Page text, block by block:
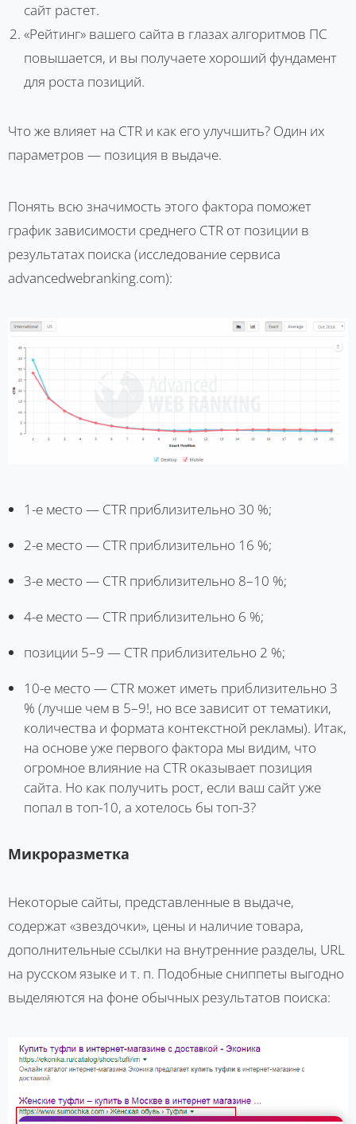
сайт растет.
«Рейтинг» вашего сайта в глазах алгоритмов ПС
повышается, и вы получаете хороший фундамент
для роста позиций.
Что же влияет на CTR и как его улучшить? Один их
параметров — позиция в выдаче.
Понять всю значимость этого фактора поможет
график зависимости среднего CTR от позиции в
результатах поиска (исследование сервиса
advancedwebranking.com):
1-е место — CTR приблизительно 30 %;
2-е место — CTR приблизительно 16 %;
3-е место — CTR приблизительно 8–10 %;
4-е место — CTR приблизительно 6 %;
позиции 5–9 — CTR приблизительно 2 %;
10-е место — CTR может иметь приблизительно 3
% (лучше чем в 5–9!, но все зависит от тематики,
количества и формата контекстной рекламы). Итак,
на основе уже первого фактора мы видим, что
огромное влияние на CTR оказывает позиция
сайта. Но как получить рост, если ваш сайт уже
попал в топ-10, а хотелось бы топ-3?
Микроразметка
Некоторые сайты, представленные в выдаче,
содержат «звездочки», цены и наличие товара,
дополнительные ссылки на внутренние разделы, URL
на русском языке и т. п. Подобные сниппеты выгодно
выделяются на фоне обычных результатов поиска: